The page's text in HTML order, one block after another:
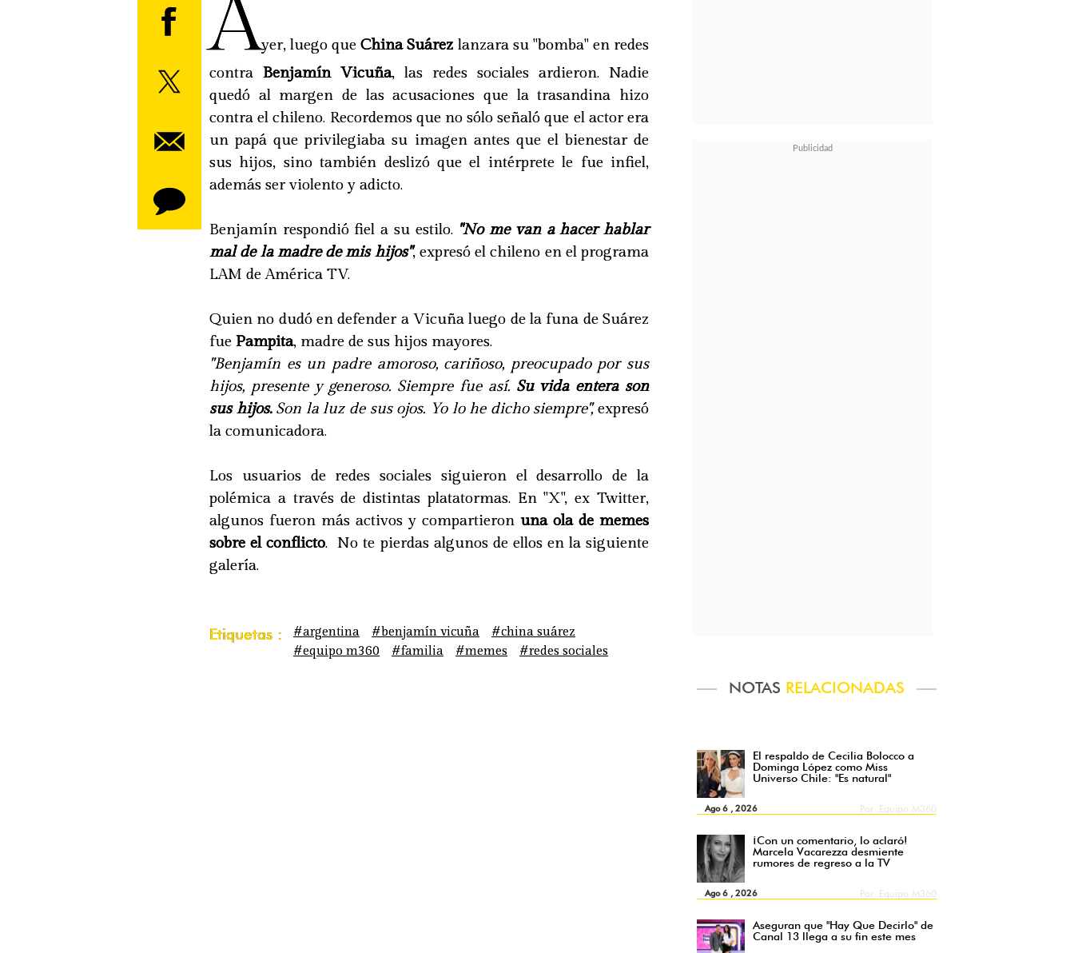
NOTAS RELACIONADAS
El respaldo de Cecilia Bolocco a
Dominga López como Miss
Universo Chile: "Es natural"
Ago 6 , 2026
¡Con un comentario, lo aclaró!
Marcela Vacarezza desmiente
rumores de regreso a la TV
Ago 6 , 2026
Aseguran que "Hay Que Decirlo" de
Canal 13 llega a su fin este mes
Ayer, luego que China Suárez lanzara su "bomba" en redes
contra Benjamín Vicuña, las redes sociales ardieron. Nadie
quedó al margen de las acusaciones que la trasandina hizo
contra el chileno. Recordemos que no sólo señaló que el actor era
un papá que privilegiaba su imagen antes que el bienestar de
sus hijos, sino también deslizó que el intérprete le fue infiel,
además ser violento y adicto.
Benjamín respondió fiel a su estilo. "No me van a hacer hablar
mal de la madre de mis hijos", expresó el chileno en el programa
LAM de América TV.
Quien no dudó en defender a Vicuña luego de la funa de Suárez
fue Pampita, madre de sus hijos mayores.
"Benjamín es un padre amoroso, cariñoso, preocupado por sus
hijos, presente y generoso. Siempre fue así.Su vida entera son
sus hijos.Son la luz de sus ojos. Yo lo he dicho siempre",expresó
la comunicadora.
Los usuarios de redes sociales siguieron el desarrollo de la
polémica a través de distintas platatormas. En "X", ex Twitter,
algunos fueron más activos y compartieron una ola de memes
sobre el conflicto. No te pierdas algunos de ellos en la siguiente
galería.
Etiquetas : #argentina #benjamín vicuña
#china suárez
#equipo m360
#familia #memes #redes sociales